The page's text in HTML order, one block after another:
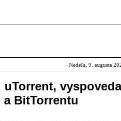
Nedeľa, 9. augusta
BitTorrentu